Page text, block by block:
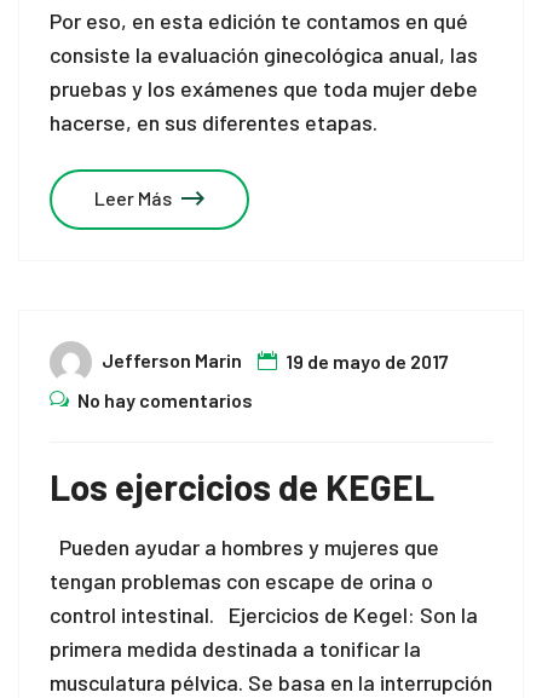
Por eso, en esta edición te contamos en qué
consiste la evaluación ginecológica anual, las
pruebas y los exámenes que toda mujer debe
hacerse, en sus diferentes etapas.
Leer Más
Jefferson Marin
19 de mayo de 2017
No hay comentarios
Los ejercicios de KEGEL
Pueden ayudar a hombres y mujeres que
tengan problemas con escape de orina o
control intestinal. Ejercicios de Kegel: Son la
primera medida destinada a tonificar la
musculatura pélvica. Se basa en la interrupción